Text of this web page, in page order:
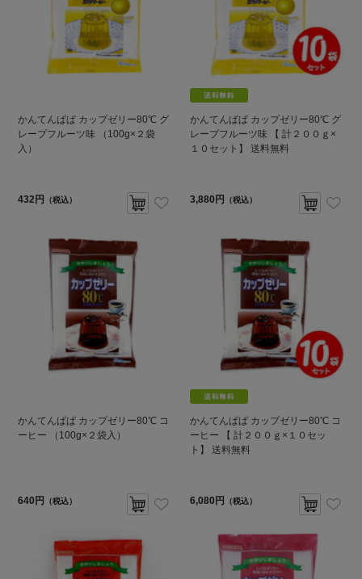
かんてんぱぱ カップゼリー80℃ グ
レープフルーツ味 （100g×２袋
入）
432円 （税込）
かんてんぱぱ カップゼリー80℃ グ
レープフルーツ味 【 計２００ｇ×
１０セット】 送料無料
3,880円 （税込）
かんてんぱぱ カップゼリー80℃ コ
ーヒー （100g×２袋入）
640円 （税込）
かんてんぱぱ カップゼリー80℃ コ
ーヒー 【 計２００ｇ×１０セッ
ト】 送料無料
6,080円 （税込）